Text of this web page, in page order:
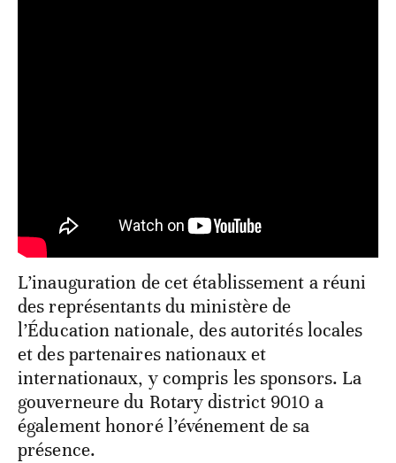
L’inauguration de cet établissement a réuni
des représentants du ministère de
l’Éducation nationale, des autorités locales
et des partenaires nationaux et
internationaux, y compris les sponsors. La
gouverneure du Rotary district 9010 a
également honoré l’événement de sa
présence.